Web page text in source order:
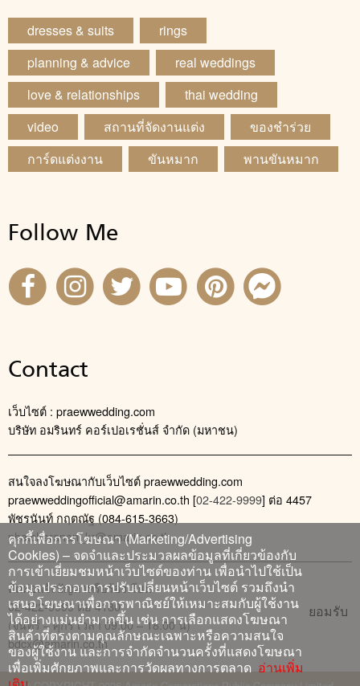
dresses & suits
rings
planning & advice
real weddings
love & relationships
thai wedding
video
สถานที่จัดงานแต่ง
ของชำร่วย
การ์ดแต่งงาน
ขันหมาก พานขันหมาก
Follow Me
Contact
เว็บไซต์ : praewwedding.com
บริษัท อมรินทร์ คอร์เปอเรชั่นส์ จำกัด (มหาชน)
สนใจลงโฆษณากับเว็บไซต์ praewwedding.com
praewweddingofficial@amarin.co.th [02-422-9999] ต่อ 4457
พัชรนันท์ กฤตณัฐ (084-615-3663)
phatcharanan_kr@amarin.co.th
ติดต่อแจ้งปัญหาหรือร้องเรียน
02-422-9999 ต่อ 4180
(จันทร์ – ศุกร์ เวลา 09.00 – 18.00 น)
bdcx@amarin.co.th
คุกกี้เพื่อการโฆษณา (Marketing/Advertising
Cookies) – จดจำและประมวลผลข้อมูลที่เกี่ยวข้องกับ
การเข้าเยี่ยมชมหน้าเว็บไซต์ของท่าน เพื่อนำไปใช้เป็น
ข้อมูลประกอบการปรับเปลี่ยนหน้าเว็บไซต์ รวมถึงนำ
เสนอโฆษณาเพื่อการพาณิชย์ให้เหมาะสมกับผู้ใช้งาน
ได้อย่างแม่นยำมากขึ้น เช่น การเลือกแสดงโฆษณา
สินค้าที่ตรงตามคุณลักษณะเฉพาะหรือความสนใจ
ของผู้ใช้งาน และการจำกัดจำนวนครั้งที่แสดงโฆษณา
เพื่อเพิ่มศักยภาพและการวัดผลทางการตลาด อ่านเพิ่ม
ยอมรับ